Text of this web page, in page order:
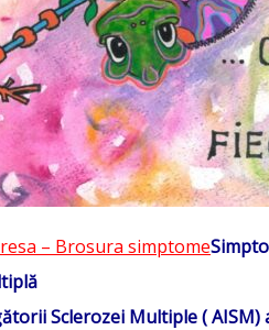
– Brosura simptome
Sclerozei Multiple (